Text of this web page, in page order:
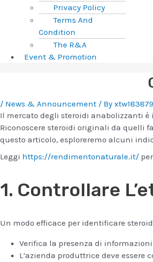
Privacy Policy
Terms And
Condition
The R&A
Event & Promotion
/ News & Announcement / By
Il mercato degli steroidi anabolizzanti
Riconoscere steroidi originali da quelli
questo articolo, esploreremo alcuni
Leggi https://rendimentonaturale.it/
1. Controllare
Un modo efficace per identificare
Verifica la presenza di
L’azienda produttrice deve